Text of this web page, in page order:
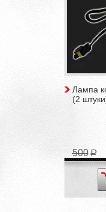
Лампа
(2
500